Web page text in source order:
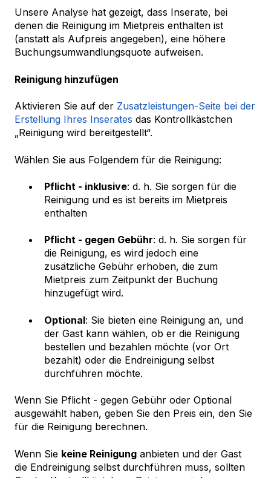
Unsere Analyse hat gezeigt, dass Inserate, bei
denen die Reinigung im Mietpreis enthalten ist
(anstatt als Aufpreis angegeben), eine höhere
Buchungsumwandlungsquote aufweisen.
Reinigung hinzufügen
Aktivieren Sie auf der Zusatzleistungen-Seite bei der
Erstellung Ihres Inserates das Kontrollkästchen
„Reinigung wird bereitgestellt“.
Wählen Sie aus Folgendem für die Reinigung:
Pflicht - inklusive: d. h. Sie sorgen für die
Reinigung und es ist bereits im Mietpreis
enthalten
Pflicht - gegen Gebühr: d. h. Sie sorgen für
die Reinigung, es wird jedoch eine
zusätzliche Gebühr erhoben, die zum
Mietpreis zum Zeitpunkt der Buchung
hinzugefügt wird.
Optional: Sie bieten eine Reinigung an, und
der Gast kann wählen, ob er die Reinigung
bestellen und bezahlen möchte (vor Ort
bezahlt) oder die Endreinigung selbst
durchführen möchte.
Wenn Sie Pflicht - gegen Gebühr oder Optional
ausgewählt haben, geben Sie den Preis ein, den Sie
für die Reinigung berechnen.
Wenn Sie keine Reinigung anbieten und der Gast
die Endreinigung selbst durchführen muss, sollten